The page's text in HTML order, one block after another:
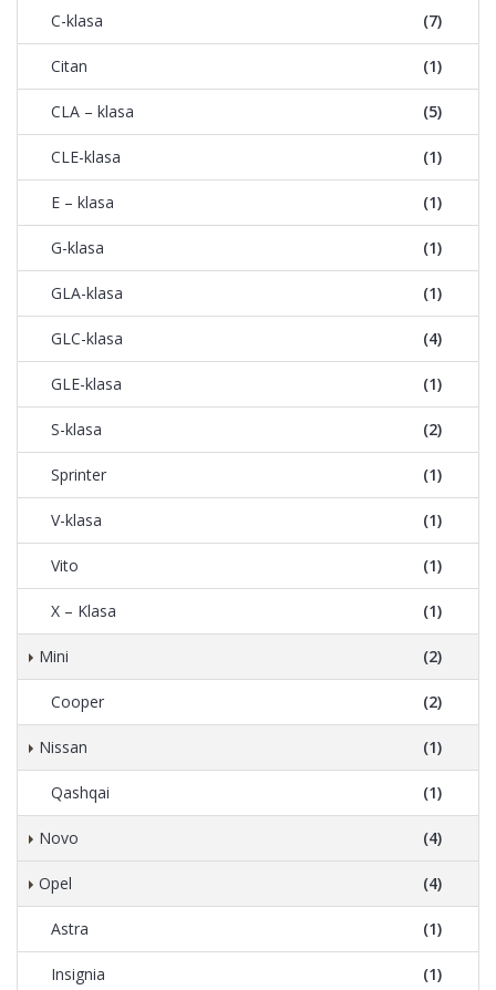
C-klasa (7)
Citan (1)
CLA – klasa (5)
CLE-klasa (1)
E – klasa (1)
G-klasa (1)
GLA-klasa (1)
GLC-klasa (4)
GLE-klasa (1)
S-klasa (2)
Sprinter (1)
V-klasa (1)
Vito (1)
X – Klasa (1)
Mini (2)
Cooper (2)
Nissan (1)
Qashqai (1)
Novo (4)
Opel (4)
Astra (1)
Insignia (1)